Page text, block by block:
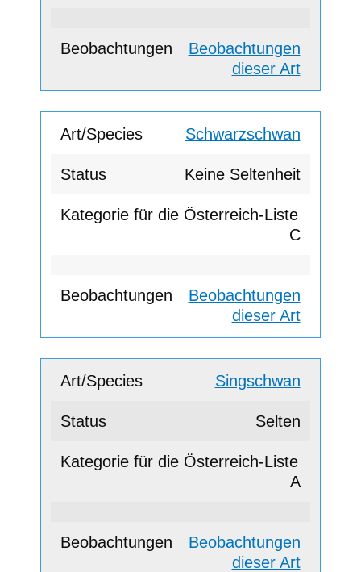
Beobachtungen
dieser Art
Schwarzschwan
Keine Seltenheit
C
Beobachtungen
dieser Art
Singschwan
Selten
A
Beobachtungen
dieser Art